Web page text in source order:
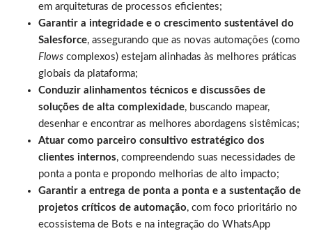
em arquiteturas de processos eficientes;
Garantir a integridade e o crescimento sustentável do
Salesforce, assegurando que as novas automações (como
Flows complexos) estejam alinhadas às melhores práticas
globais da plataforma;
Conduzir alinhamentos técnicos e discussões de
soluções de alta complexidade, buscando mapear,
desenhar e encontrar as melhores abordagens sistêmicas;
Atuar como parceiro consultivo estratégico dos
clientes internos, compreendendo suas necessidades de
ponta a ponta e propondo melhorias de alto impacto;
Garantir a entrega de ponta a ponta e a sustentação de
projetos críticos de automação, com foco prioritário no
ecossistema de Bots e na integração do WhatsApp